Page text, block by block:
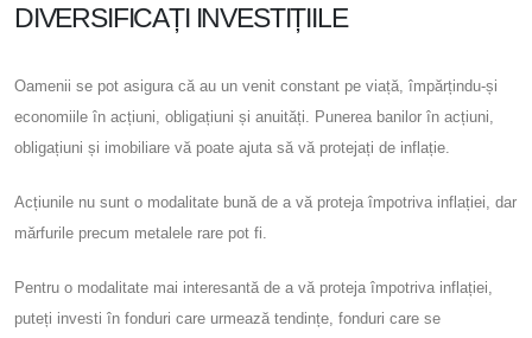
DIVERSIFICAȚI INVESTIȚIILE
Oamenii se pot asigura că au un venit constant pe viață, împărțindu-și
economiile în acțiuni, obligațiuni și anuități. Punerea banilor în acțiuni,
obligațiuni și imobiliare vă poate ajuta să vă protejați de inflație.
Acțiunile nu sunt o modalitate bună de a vă proteja împotriva inflației, dar
mărfurile precum metalele rare pot fi.
Pentru o modalitate mai interesantă de a vă proteja împotriva inflației,
puteți investi în fonduri care urmează tendințe, fonduri care se